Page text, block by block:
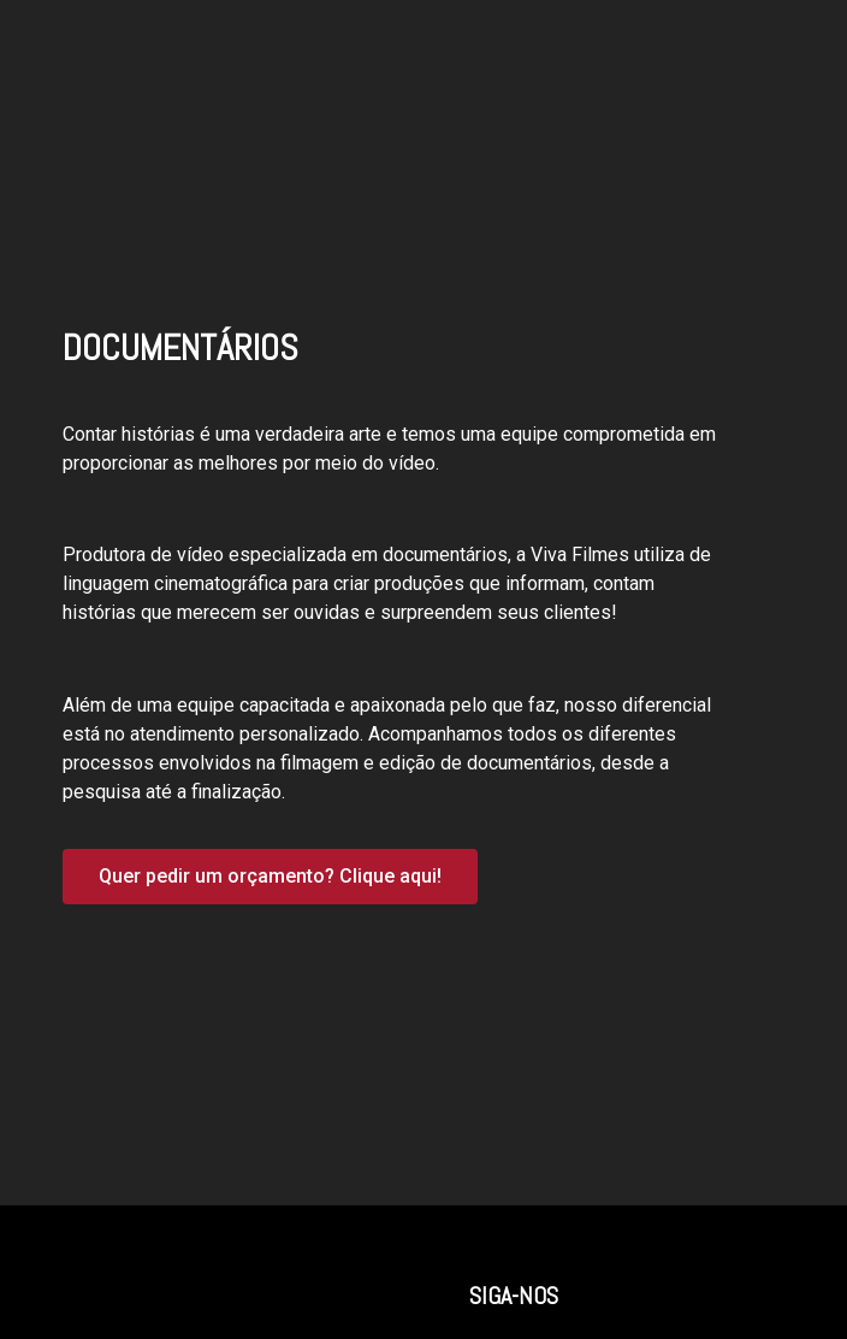
DOCUMENTÁRIOS
Contar histórias é uma verdadeira arte e temos uma equipe comprometida em
proporcionar as melhores por meio do vídeo.
Produtora de vídeo especializada em documentários, a Viva Filmes utiliza de
linguagem cinematográfica para criar produções que informam, contam
histórias que merecem ser ouvidas e surpreendem seus clientes!
Além de uma equipe capacitada e apaixonada pelo que faz, nosso diferencial
está no atendimento personalizado. Acompanhamos todos os diferentes
processos envolvidos na filmagem e edição de documentários, desde a
pesquisa até a finalização.
Quer pedir um orçamento? Clique aqui!
SIGA-NOS